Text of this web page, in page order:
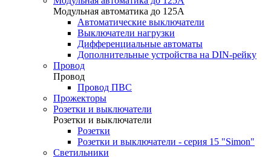
Модульная автоматика до 125А
Автоматические выключатели
Выключатели нагрузки
Дифференциальные автоматы
Дополнительные устройства на DIN-рейку
Провод
Провод
Провод ПВС
Прожекторы
Розетки и выключатели
Розетки и выключатели
Розетки
Розетки и выключатели - серия 15 "Simon"
Светильники